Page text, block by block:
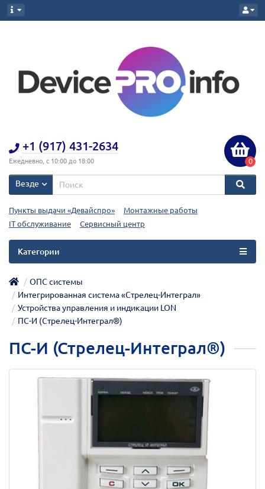
+1 (917) 431-2634
Ежедневно, с 10:00 до 18:00 0
Везде
Пункты выдачи «Девайспро»
Монтажные работы
IT обслуживание
Сервисный центр
Категории
ОПС системы
Интегрированная система «Стрелец-Интеграл»
Устройства управления и индикации LON
ПС-И (Стрелец-Интеграл®)
ПС-И (Стрелец-Интеграл®)